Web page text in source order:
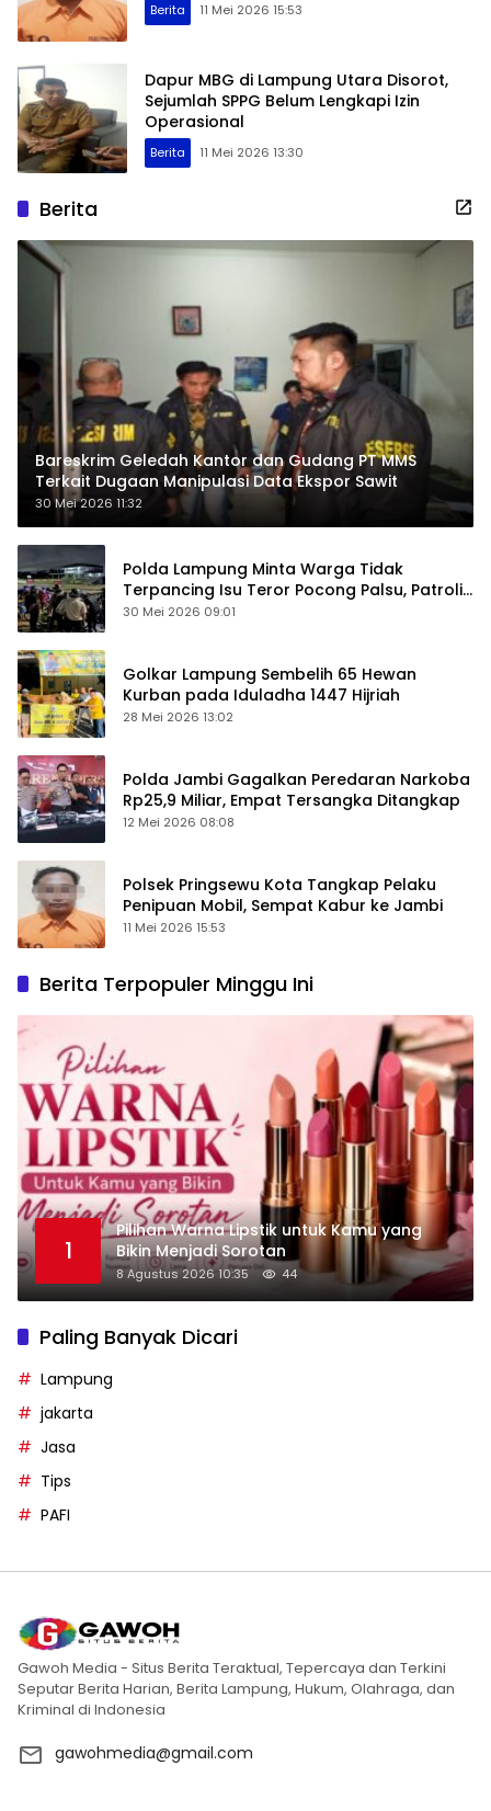
Berita 11 Mei 2026 15:53
Dapur MBG di Lampung Utara Disorot,
Sejumlah SPPG Belum Lengkapi Izin
Operasional
Berita 11 Mei 2026 13:30
Berita
Bareskrim Geledah Kantor dan Gudang PT MMS
Terkait Dugaan Manipulasi Data Ekspor Sawit
30 Mei 2026 11:32
Polda Lampung Minta Warga Tidak
Terpancing Isu Teror Pocong Palsu, Patroli
Keamanan Ditingkatkan
30 Mei 2026 09:01
Golkar Lampung Sembelih 65 Hewan
Kurban pada Iduladha 1447 Hijriah
28 Mei 2026 13:02
Polda Jambi Gagalkan Peredaran Narkoba
Rp25,9 Miliar, Empat Tersangka Ditangkap
12 Mei 2026 08:08
Polsek Pringsewu Kota Tangkap Pelaku
Penipuan Mobil, Sempat Kabur ke Jambi
11 Mei 2026 15:53
Berita Terpopuler Minggu Ini
1
Pilihan Warna Lipstik untuk Kamu yang
Bikin Menjadi Sorotan
8 Agustus 2026 10:35 44
Paling Banyak Dicari
Lampung
jakarta
Jasa
Tips
PAFI
Gawoh Media - Situs Berita Teraktual, Tepercaya dan Terkini
Seputar Berita Harian, Berita Lampung, Hukum, Olahraga, dan
Kriminal di Indonesia
gawohmedia@gmail.com